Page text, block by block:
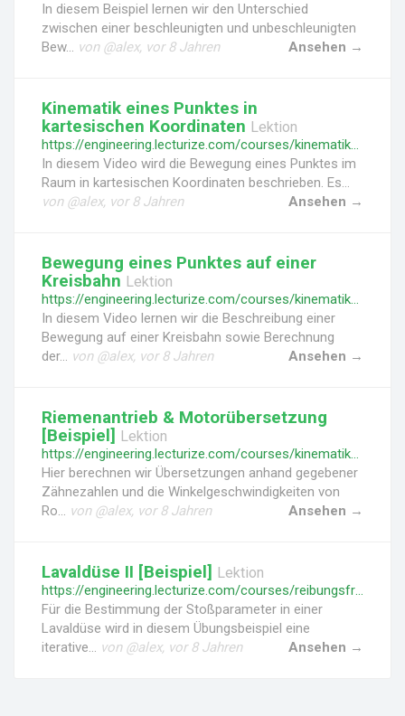
In diesem Beispiel lernen wir den Unterschied
zwischen einer beschleunigten und unbeschleunigten
Bew... von @alex, vor 8 Jahren Ansehen →
Kinematik eines Punktes in
kartesischen Koordinaten Lektion
https://engineering.lecturize.com/courses/kinematik-des-massenpunktes/lessons/kinematik-eines-punktes-in-kartesischen-koordinaten
In diesem Video wird die Bewegung eines Punktes im
Raum in kartesischen Koordinaten beschrieben. Es...
von @alex, vor 8 Jahren
Ansehen →
Bewegung eines Punktes auf einer
Kreisbahn Lektion
https://engineering.lecturize.com/courses/kinematik-des-massenpunktes/lessons/bewegung-eines-punktes-auf-einer-kreisbahn
In diesem Video lernen wir die Beschreibung einer
Bewegung auf einer Kreisbahn sowie Berechnung
der... von @alex, vor 8 Jahren Ansehen →
Riemenantrieb & Motorübersetzung
[Beispiel] Lektion
https://engineering.lecturize.com/courses/kinematik-des-massenpunktes/lessons/riemenantrieb-motoruebersetzung
Hier berechnen wir Übersetzungen anhand gegebener
Zähnezahlen und die Winkelgeschwindigkeiten von
Ro... von @alex, vor 8 Jahren Ansehen →
Lavaldüse II [Beispiel] Lektion
https://engineering.lecturize.com/courses/reibungsfreie-stroemungen-kompressibler-fluide/lessons/lavalduese-ii
Für die Bestimmung der Stoßparameter in einer
Lavaldüse wird in diesem Übungsbeispiel eine
iterative... von @alex, vor 8 Jahren Ansehen →